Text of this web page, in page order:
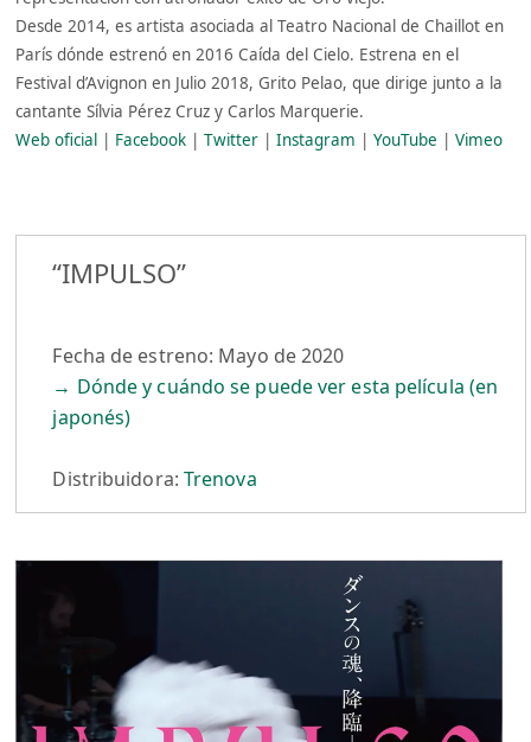
Desde 2014, es artista asociada al Teatro Nacional de Chaillot en
París dónde estrenó en 2016 Caída del Cielo. Estrena en el
Festival d’Avignon en Julio 2018, Grito Pelao, que dirige junto a la
cantante Sílvia Pérez Cruz y Carlos Marquerie.
Web oficial | Facebook |Twitter |Instagram |YouTube |Vimeo
“IMPULSO”
Fecha de estreno: Mayo de 2020
→ Dónde y cuándo se puede ver esta película (en
japonés)
Distribuidora: Trenova